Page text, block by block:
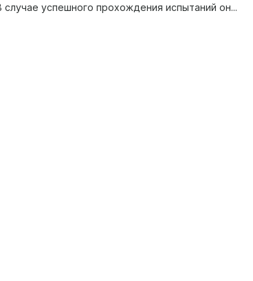
успешного прохождения испытаний он...